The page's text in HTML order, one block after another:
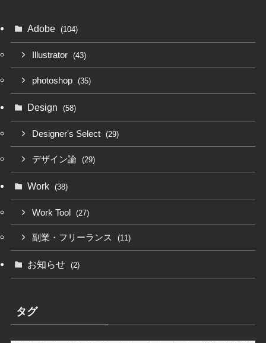
Adobe (104)
Illustrator (43)
photoshop (35)
Design (58)
Designer's Select (29)
デザイン論 (29)
Work (38)
Work Tool (27)
副業・フリーランス (11)
お知らせ (2)
タグ